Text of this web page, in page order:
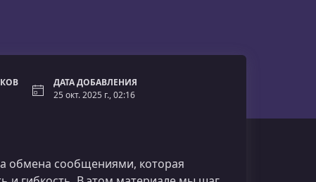
ДАТА ДОБАВЛЕНИЯ
25 окт. 2025 г., 02:16
обмена сообщениями, которая